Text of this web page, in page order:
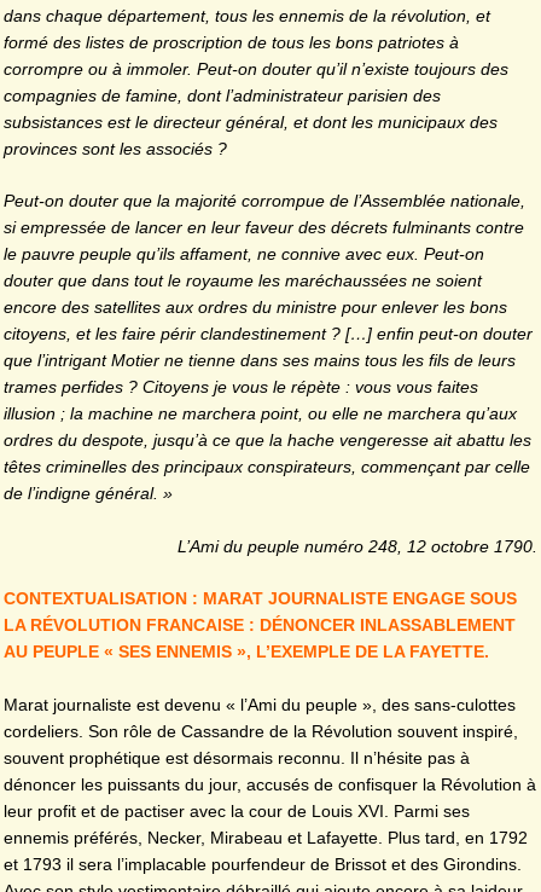
dans chaque département, tous les ennemis de la révolution, et
formé des listes de proscription de tous les bons patriotes à
corrompre ou à immoler. Peut-on douter qu’il n’existe toujours des
compagnies de famine, dont l’administrateur parisien des
subsistances est le directeur général, et dont les municipaux des
provinces sont les associés ?
Peut-on douter que la majorité corrompue de l’Assemblée nationale,
si empressée de lancer en leur faveur des décrets fulminants contre
le pauvre peuple qu’ils affament, ne connive avec eux. Peut-on
douter que dans tout le royaume les maréchaussées ne soient
encore des satellites aux ordres du ministre pour enlever les bons
citoyens, et les faire périr clandestinement ? […] enfin peut-on douter
que l’intrigant Motier ne tienne dans ses mains tous les fils de leurs
trames perfides ? Citoyens je vous le répète : vous vous faites
illusion ; la machine ne marchera point, ou elle ne marchera qu’aux
ordres du despote, jusqu’à ce que la hache vengeresse ait abattu les
têtes criminelles des principaux conspirateurs, commençant par celle
de l’indigne général. »
L’Ami du peuple numéro 248, 12 octobre 1790.
CONTEXTUALISATION : MARAT JOURNALISTE ENGAGE SOUS
LA RÉVOLUTION FRANCAISE : DÉNONCER INLASSABLEMENT
AU PEUPLE « SES ENNEMIS », L’EXEMPLE DE LA FAYETTE.
Marat journaliste est devenu « l’Ami du peuple », des sans-culottes
cordeliers. Son rôle de Cassandre de la Révolution souvent inspiré,
souvent prophétique est désormais reconnu. Il n’hésite pas à
dénoncer les puissants du jour, accusés de confisquer la Révolution à
leur profit et de pactiser avec la cour de Louis XVI. Parmi ses
ennemis préférés, Necker, Mirabeau et Lafayette. Plus tard, en 1792
et 1793 il sera l’implacable pourfendeur de Brissot et des Girondins.